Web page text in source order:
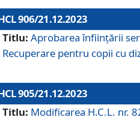
906/21.12.2023
Titlu: Aprobarea înființării
Recuperare pentru copii cu
905/21.12.2023
Titlu: Modificarea H.C.L. nr.